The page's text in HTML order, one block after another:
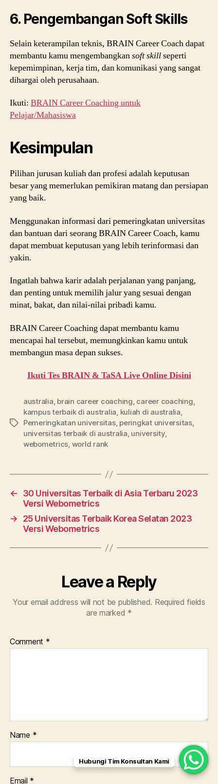
6. Pengembangan Soft Skills
Selain keterampilan teknis, BRAIN Career Coach dapat
membantu kamu mengembangkansoft skillseperti
kepemimpinan, kerja tim, dan komunikasi yang sangat
dihargai oleh perusahaan.
Ikuti: BRAIN Career Coaching untuk
Pelajar/Mahasiswa
Kesimpulan
Pilihan jurusan kuliah dan profesi adalah keputusan
besar yang memerlukan pemikiran matang dan persiapan
yang baik.
Menggunakan informasi dari pemeringkatan universitas
dan bantuan dari seorang BRAIN Career Coach, kamu
dapat membuat keputusan yang lebih terinformasi dan
yakin.
Ingatlah bahwa karir adalah perjalanan yang panjang,
dan penting untuk memilih jalur yang sesuai dengan
minat, bakat, dan nilai-nilai pribadi kamu.
BRAIN Career Coaching dapat membantu kamu
mencapai hal tersebut, memungkinkan kamu untuk
membangun masa depan sukses.
Ikuti Tes BRAIN & TaSA Live Online Disini
Tags
australia, brain career coaching, career coaching,
kampus terbaik di australia, kuliah di australia,
Pemeringkatan universitas, peringkat universitas,
universitas terbaik di australia, university,
webometrics, world rank
←
30 Universitas Terbaik di Asia Terbaru 2023
Versi Webometrics
→
25 Universitas Terbaik Korea Selatan 2023
Versi Webometrics
Leave a Reply
Your email address will not be published. Required fields
are marked *
Comment *
Name *
Email *
Hubungi Tim Konsultan Kami